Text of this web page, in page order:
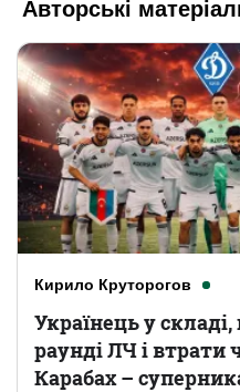
Авторські
Кирило Круторогов
Українець у
раунді ЛЧ і втрати
Карабах –